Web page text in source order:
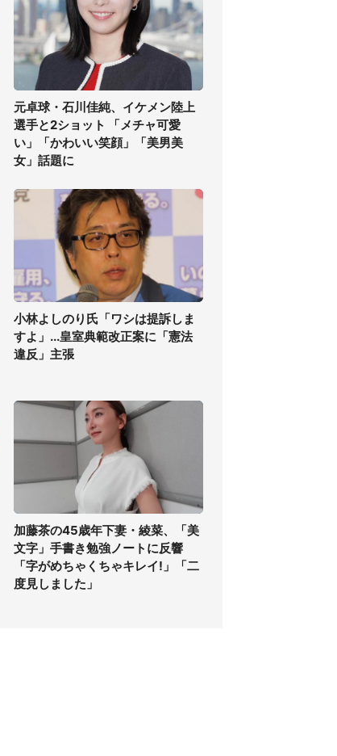
元卓球・石川佳純、イケメン陸上
選手と2ショット 「メチャ可愛
い」「かわいい笑顔」「美男美
女」話題に
小林よしのり氏「ワシは提訴しま
すよ」...皇室典範改正案に「憲法
違反」主張
加藤茶の45歳年下妻・綾菜、「美
文字」手書き勉強ノートに反響
「字がめちゃくちゃキレイ!」「二
度見しました」